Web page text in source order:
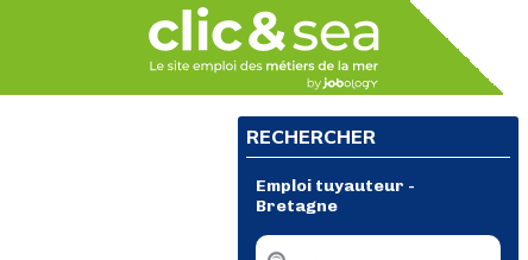
RECHERCHER
Emploi tuyauteur -
Bretagne